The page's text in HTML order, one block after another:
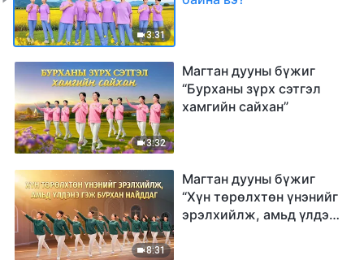
3:31
3:32
Магтан дууны бүжиг
“Бурханы зүрх сэтгэл
хамгийн сайхан”
8:31
Магтан дууны бүжиг
“Хүн төрөлхтөн үнэнийг
эрэлхийлж, амьд үлдэнэ